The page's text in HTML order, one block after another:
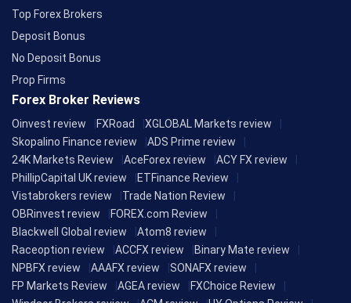
Top Forex Brokers
Deposit Bonus
No Deposit Bonus
Prop Firms
Forex Broker Reviews
Oinvest review FXRoad
XGLOBAL Markets review
Skopalino Finance review
ADS Prime review
24K Markets Review
AceForex review
ACY FX review
PhillipCapital UK review
ETFinance Review
Vistabrokers review
Trade Nation Review
OBRinvest review
FOREX.com Review
Blackwell Global review
Atom8 review
Raceoption review
ACCFX review
Binary Mate review
NPBFX review
AAAFX review
SONAFX review
FP Markets Review
AGEA review
FXChoice Review